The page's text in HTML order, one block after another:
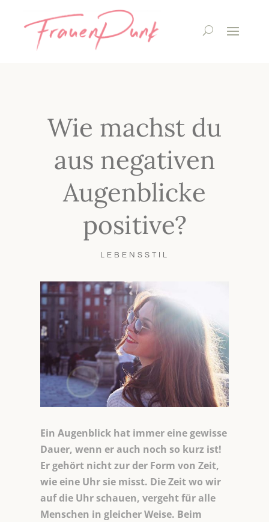
Wie machst du
aus negativen
Augenblicke
positive?
LEBENSSTIL
Ein Augenblick hat immer eine gewisse
Dauer, wenn er auch noch so kurz ist!
Er gehört nicht zur der Form von Zeit,
wie eine Uhr sie misst. Die Zeit wo wir
auf die Uhr schauen, vergeht für alle
Menschen in gleicher Weise. Beim